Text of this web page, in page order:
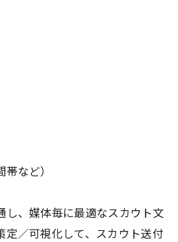
など）
し、媒体毎に最適なスカウト文
定／可視化して、スカウト送付